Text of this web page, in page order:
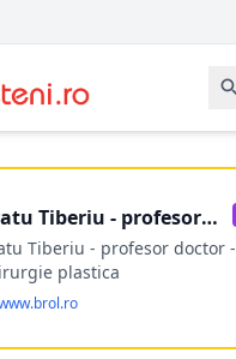
Tiberiu - profesor
Tiberiu - profesor doctor -
plastica